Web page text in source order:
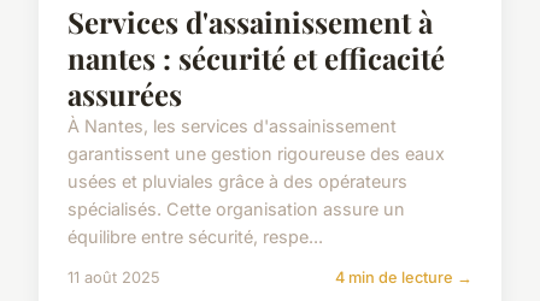
Services d'assainissement à
nantes : sécurité et efficacité
assurées
À Nantes, les services d'assainissement
garantissent une gestion rigoureuse des eaux
usées et pluviales grâce à des opérateurs
spécialisés. Cette organisation assure un
équilibre entre sécurité, respe...
11 août 2025 4 min de lecture →